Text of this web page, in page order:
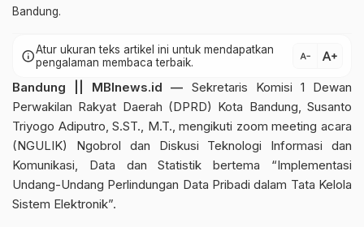
Bandung.
infoAtur ukuran teks artikel ini untuk mendapatkan
pengalaman membaca terbaik.
text_decrease text_increase
Bandung || MBInews.id — Sekretaris Komisi 1 Dewan
Perwakilan Rakyat Daerah (DPRD) Kota Bandung, Susanto
Triyogo Adiputro, S.ST., M.T., mengikuti zoom meeting acara
(NGULIK) Ngobrol dan Diskusi Teknologi Informasi dan
Komunikasi, Data dan Statistik bertema “Implementasi
Undang-Undang Perlindungan Data Pribadi dalam Tata Kelola
Sistem Elektronik”.